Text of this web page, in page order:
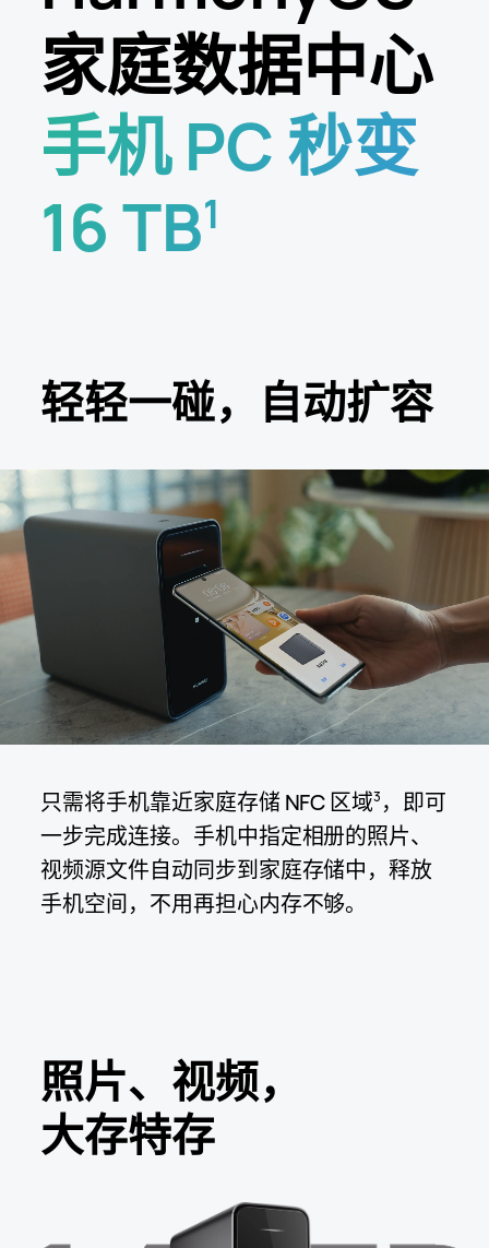
家庭数据中心
手机 PC 秒变
16 TB1
轻轻一碰，自动扩容
只需将手机靠近家庭存储 NFC 区域3 ，即可
一步完成连接。手机中指定相册的照片、
视频源文件自动同步到家庭存储中，释放
手机空间，不用再担心内存不够。
照片、视频，
大存特存